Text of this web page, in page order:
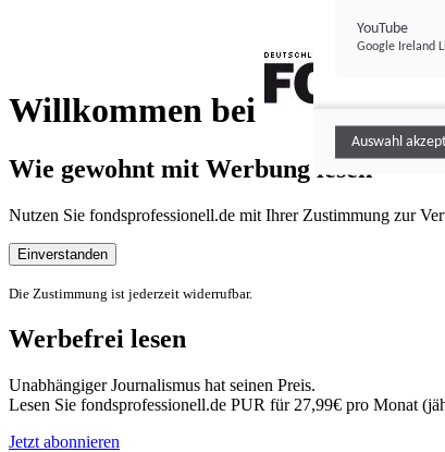
Willkommen bei
FONDS
Wie gewohnt mit Werbung lesen
Nutzen Sie fondsprofessionell.de mit Ihrer Zustimmung zur
Einverstanden
Die Zustimmung ist jederzeit widerrufbar.
Werbefrei lesen
Unabhängiger Journalismus hat seinen Preis.
Lesen Sie fondsprofessionell.de PUR für 27,99€ pro Monat
Jetzt abonnieren
YouTube
Google Ireland
Auswahl